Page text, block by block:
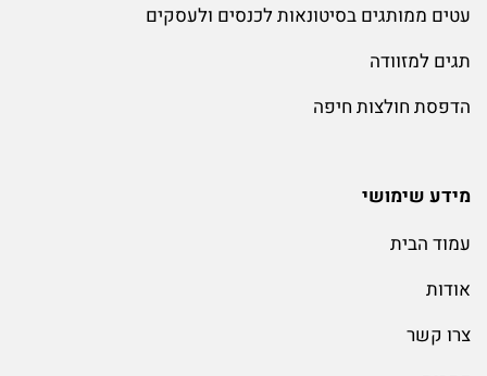
עטים ממותגים בסיטונאות לכנסים ולעסקים
תגים למזוודה
הדפסת חולצות חיפה
מידע שימושי
עמוד הבית
אודות
צרו קשר